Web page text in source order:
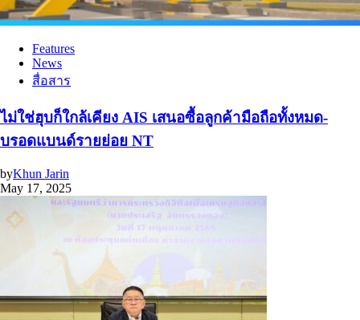
Features
News
สื่อสาร
ไม่ใช่ฮุบก็ใกล้เคียง AIS เสนอซื้อลูกค้ามือถือทั้งหมด-
บรอดแบนด์รายย่อย NT
byKhun Jarin
May 17, 2025